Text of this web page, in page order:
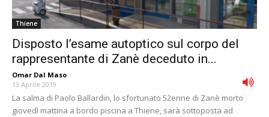
Thiene
Disposto l’esame autoptico sul corpo del
rappresentante di Zanè deceduto in...
Omar Dal Maso -
13 Aprile 2019
La salma di Paolo Ballardin, lo sfortunato 52enne di Zanè morto
giovedì mattina a bordo piscina a Thiene, sarà sottoposta ad